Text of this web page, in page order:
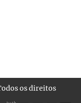
os direitos